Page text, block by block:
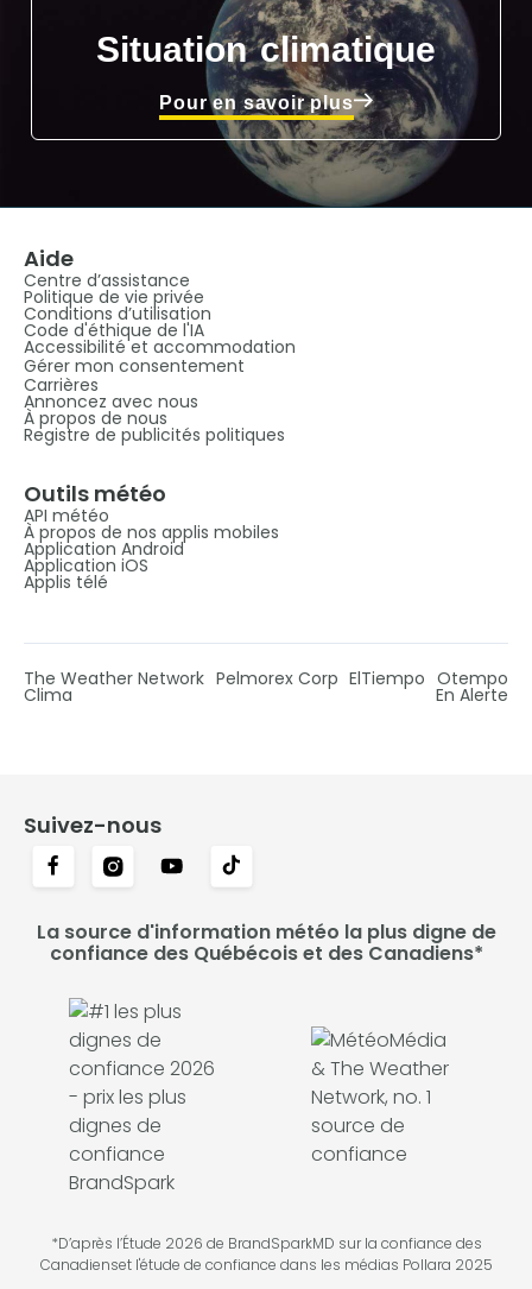
Situation climatique
Pour en savoir plus
Aide
Centre d’assistance
Politique de vie privée
Conditions d’utilisation
Code d'éthique de l'IA
Accessibilité et accommodation
Gérer mon consentement
Carrières
Annoncez avec nous
À propos de nous
Registre de publicités politiques
Outils météo
API météo
À propos de nos applis mobiles
Application Android
Application iOS
Applis télé
The Weather Network Pelmorex Corp ElTiempo Otempo
Clima En Alerte
Suivez-nous
La source d'information météo la plus digne de
confiance des Québécois et des Canadiens*
*D’après l’Étude 2026 de BrandSparkMD sur la confiance des
Canadienset l'étude de confiance dans les médias Pollara 2025